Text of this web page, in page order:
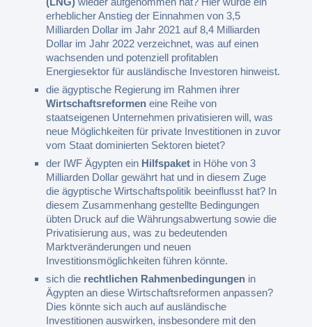
erheblicher Anstieg der Einnahmen von 3,5
Milliarden Dollar im Jahr 2021 auf 8,4 Milliarden
Dollar im Jahr 2022 verzeichnet, was auf einen
wachsenden und potenziell profitablen
Energiesektor für ausländische Investoren hinweist.
die ägyptische Regierung im Rahmen ihrer
Wirtschaftsreformen eine Reihe von
staatseigenen Unternehmen privatisieren will, was
neue Möglichkeiten für private Investitionen in zuvor
vom Staat dominierten Sektoren bietet?
der IWF Ägypten ein Hilfspaket in Höhe von 3
Milliarden Dollar gewährt hat und in diesem Zuge
die ägyptische Wirtschaftspolitik beeinflusst hat? In
diesem Zusammenhang gestellte Bedingungen
übten Druck auf die Währungsabwertung sowie die
Privatisierung aus, was zu bedeutenden
Marktveränderungen und neuen
Investitionsmöglichkeiten führen könnte.
sich die rechtlichen Rahmenbedingungen in
Ägypten an diese Wirtschaftsreformen anpassen?
Dies könnte sich auch auf ausländische
Investitionen auswirken, insbesondere mit den